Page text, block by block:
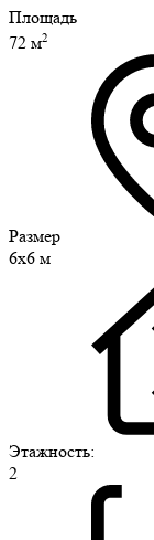
Площадь
72 м2
Размер
6х6 м
Этажность:
2